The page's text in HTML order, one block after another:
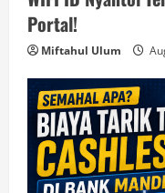
Portal!
Miftahul Ulum